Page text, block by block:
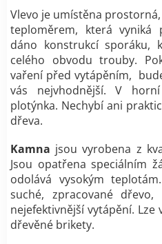
Vlevo je umístěna
teploměrem, která vyniká
dáno konstrukcí sporáku,
celého obvodu trouby.
vaření před vytápěním,
vás nejvhodnější. V
plotýnka. Nechybí ani
dřeva.
Kamna jsou vyrobena z
Jsou opatřena speciálním
odolává vysokým
suché, zpracované
nejefektivnější vytápění.
dřevěné brikety.